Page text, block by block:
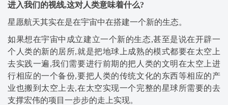
进入我们的视线,这对人类意味着什么?
星愿航天其实在是在宇宙中在搭建一个新的生态。
如果想在宇宙中成立建立一个新的生态,甚至是说在开辟一
个人类的新的居所,就是把地球上成熟的模式都要在太空上
去实践一遍,我们需要进行前期的把人类的文明在太空上进
行相应的一个备份,要把人类的传统文化的东西等相应的产
业也搬到太空上去,在太空实现一个完整的星球所需要的去
支撑宏伟的项目一步步的走上实现。